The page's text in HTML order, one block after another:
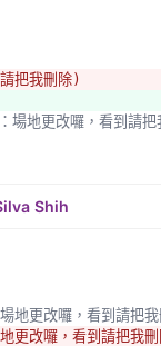
分鐘）15:00 - 15:30
把我刪除)
場地更改囉，看到請
Shih
地更改囉，看到請把
改囉，看到請把我